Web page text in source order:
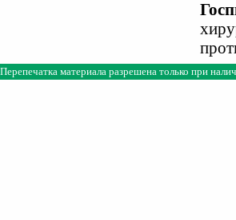
Перепечатка материала разрешена только при